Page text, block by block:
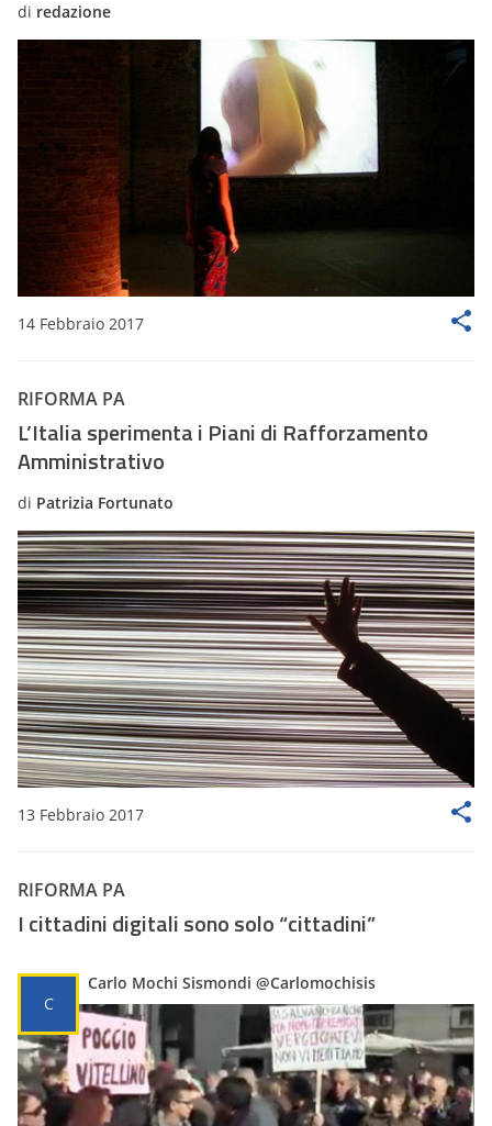
di redazione
14 Febbraio 2017
RIFORMA PA
L’Italia sperimenta i Piani di Rafforzamento
Amministrativo
di Patrizia Fortunato
13 Febbraio 2017
RIFORMA PA
I cittadini digitali sono solo “cittadini”
C
Carlo Mochi Sismondi @Carlomochisis